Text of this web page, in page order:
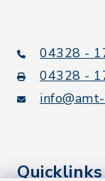
04328 -
04328 -
Quicklinks